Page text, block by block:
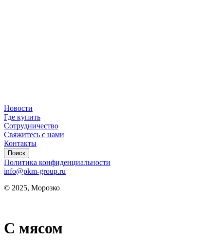
Новости
Где купить
Сотрудничество
Свяжитесь с нами
Контакты
Поиск
Политика конфиденциальности
info@pkm-group.ru
© 2025, Морозко
С мясом